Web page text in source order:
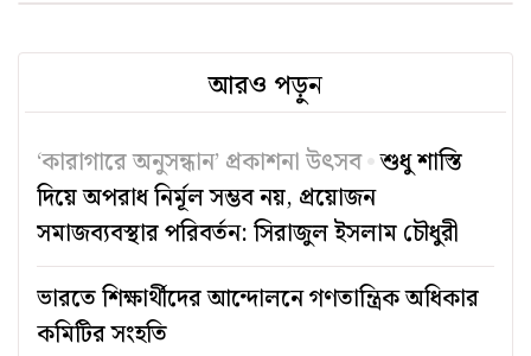
আরও পড়ুন
‘কারাগারে অনুসন্ধান’ প্রকাশনা উৎসব শুধু শাস্তি
দিয়ে অপরাধ নির্মূল সম্ভব নয়, প্রয়োজন
সমাজব্যবস্থার পরিবর্তন: সিরাজুল ইসলাম চৌধুরী
ভারতে শিক্ষার্থীদের আন্দোলনে গণতান্ত্রিক অধিকার
কমিটির সংহতি